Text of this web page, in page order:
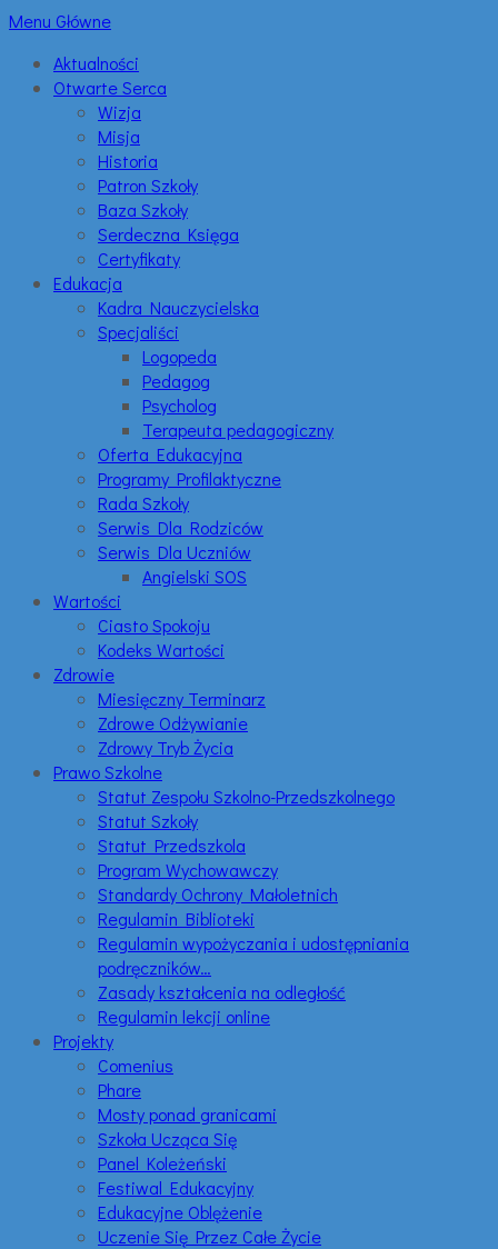
Menu Główne
Aktualności
Otwarte Serca
Wizja
Misja
Historia
Patron Szkoły
Baza Szkoły
Serdeczna Księga
Certyfikaty
Edukacja
Kadra Nauczycielska
Specjaliści
Logopeda
Pedagog
Psycholog
Terapeuta pedagogiczny
Oferta Edukacyjna
Programy Profilaktyczne
Rada Szkoły
Serwis Dla Rodziców
Serwis Dla Uczniów
Angielski SOS
Wartości
Ciasto Spokoju
Kodeks Wartości
Zdrowie
Miesięczny Terminarz
Zdrowe Odżywianie
Zdrowy Tryb Życia
Prawo Szkolne
Statut Zespołu Szkolno-Przedszkolnego
Statut Szkoły
Statut Przedszkola
Program Wychowawczy
Standardy Ochrony Małoletnich
Regulamin Biblioteki
Regulamin wypożyczania i udostępniania
podręczników…
Zasady kształcenia na odległość
Regulamin lekcji online
Projekty
Comenius
Phare
Mosty ponad granicami
Szkoła Ucząca Się
Panel Koleżeński
Festiwal Edukacyjny
Edukacyjne Oblężenie
Uczenie Się Przez Całe Życie